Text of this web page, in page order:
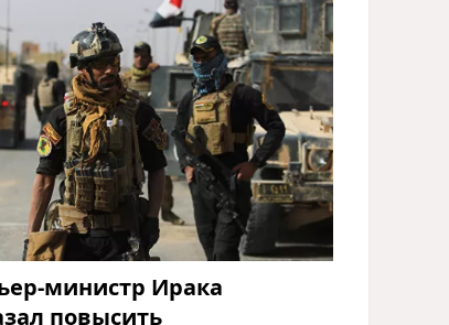
министр Ирака
повысить